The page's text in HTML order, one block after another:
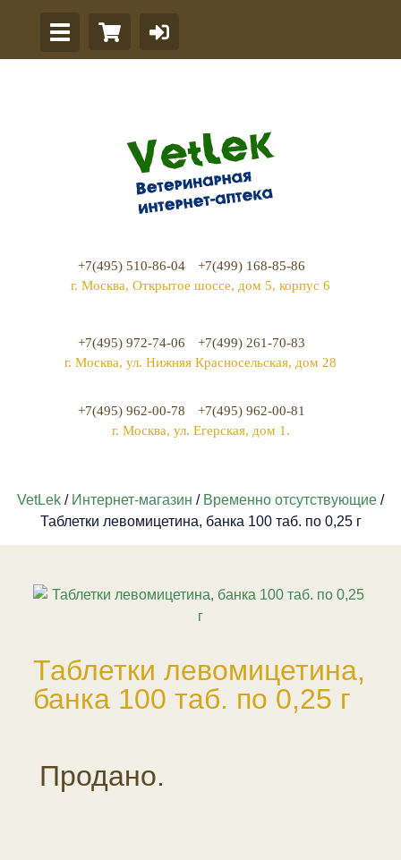
+7(495) 510-86-04
+7(499) 168-85-86
г. Москва, Открытое шоссе, дом 5, корпус 6
+7(495) 972-74-06
+7(499) 261-70-83
г. Москва, ул. Нижняя Красносельская, дом 28
+7(495) 962-00-78
+7(495) 962-00-81
г. Москва, ул. Егерская, дом 1.
VetLek / Интернет-магазин / Временно отсутствующие /
Таблетки левомицетина, банка 100 таб. по 0,25 г
Таблетки левомицетина,
банка 100 таб. по 0,25 г
Продано.